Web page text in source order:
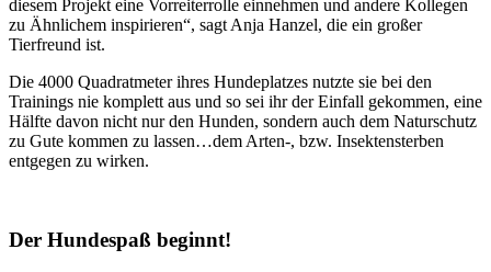
diesem Projekt eine Vorreiterrolle einnehmen und andere Kollegen
zu Ähnlichem inspirieren“, sagt Anja Hanzel, die ein großer
Tierfreund ist.
Die 4000 Quadratmeter ihres Hundeplatzes nutzte sie bei den
Trainings nie komplett aus und so sei ihr der Einfall gekommen, eine
Hälfte davon nicht nur den Hunden, sondern auch dem Naturschutz
zu Gute kommen zu lassen…dem Arten-, bzw. Insektensterben
entgegen zu wirken.
Der Hundespaß beginnt!